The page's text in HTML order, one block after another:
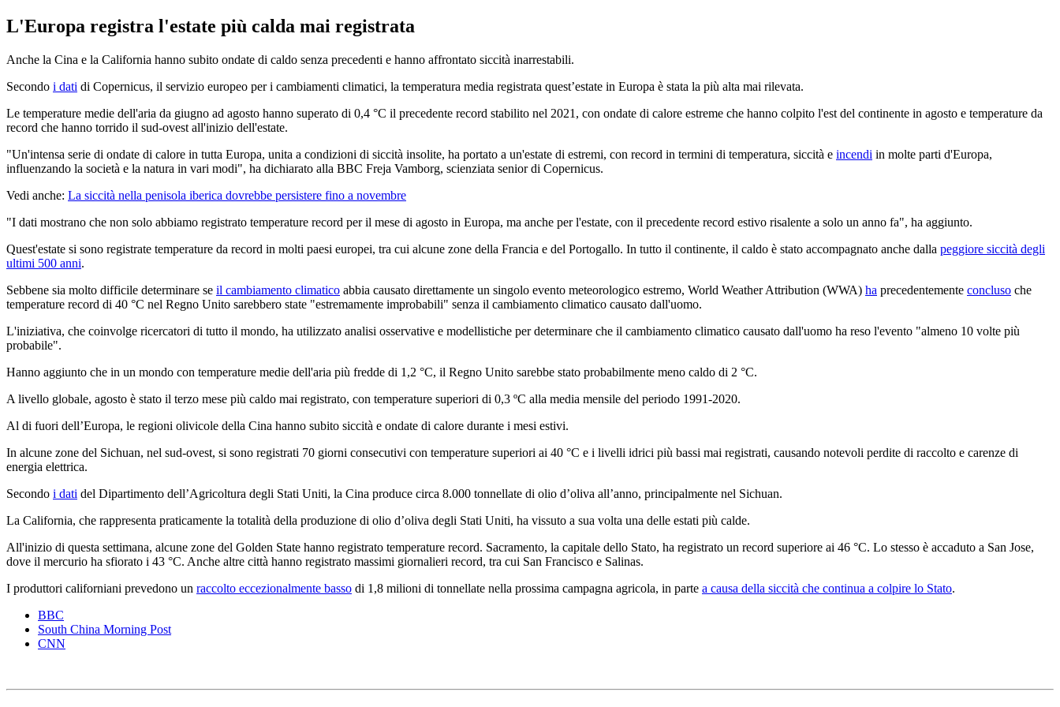
L'Europa registra l'estate più calda mai registrata
Anche la Cina e la California hanno subito ondate di caldo senza precedenti e hanno affrontato siccità inarrestabili.
Secondo i dati di Copernicus, il servizio europeo per i cambiamenti climatici, la temperatura media registrata quest’estate in Europa è stata la più alta mai rilevata.
Le temperature medie dell'aria da giugno ad agosto hanno superato di 0,4 °C il precedente record stabilito nel 2021, con ondate di calore estreme che hanno colpito l'est del continente in agosto e temperature da
record che hanno torrido il sud-ovest all'inizio dell'estate.
"Un'intensa serie di ondate di calore in tutta Europa, unita a condizioni di siccità insolite, ha portato a un'estate di estremi, con record in termini di temperatura, siccità e incendi in molte parti d'Europa,
influenzando la società e la natura in vari modi", ha dichiarato alla BBC Freja Vamborg, scienziata senior di Copernicus.
Vedi anche: La siccità nella penisola iberica dovrebbe persistere fino a novembre
"I dati mostrano che non solo abbiamo registrato temperature record per il mese di agosto in Europa, ma anche per l'estate, con il precedente record estivo risalente a solo un anno fa", ha aggiunto.
Quest'estate si sono registrate temperature da record in molti paesi europei, tra cui alcune zone della Francia e del Portogallo. In tutto il continente, il caldo è stato accompagnato anche dalla peggiore siccità degli
ultimi 500 anni.
Sebbene sia molto difficile determinare se il cambiamento climatico abbia causato direttamente un singolo evento meteorologico estremo, World Weather Attribution (WWA) ha precedentemente concluso che
temperature record di 40 °C nel Regno Unito sarebbero state "estremamente improbabili" senza il cambiamento climatico causato dall'uomo.
L'iniziativa, che coinvolge ricercatori di tutto il mondo, ha utilizzato analisi osservative e modellistiche per determinare che il cambiamento climatico causato dall'uomo ha reso l'evento "almeno 10 volte più
probabile".
Hanno aggiunto che in un mondo con temperature medie dell'aria più fredde di 1,2 °C, il Regno Unito sarebbe stato probabilmente meno caldo di 2 °C.
A livello globale, agosto è stato il terzo mese più caldo mai registrato, con temperature superiori di 0,3 ºC alla media mensile del periodo 1991-2020.
Al di fuori dell’Europa, le regioni olivicole della Cina hanno subito siccità e ondate di calore durante i mesi estivi.
In alcune zone del Sichuan, nel sud-ovest, si sono registrati 70 giorni consecutivi con temperature superiori ai 40 °C e i livelli idrici più bassi mai registrati, causando notevoli perdite di raccolto e carenze di
energia elettrica.
Secondo i dati del Dipartimento dell’Agricoltura degli Stati Uniti, la Cina produce circa 8.000 tonnellate di olio d’oliva all’anno, principalmente nel Sichuan.
La California, che rappresenta praticamente la totalità della produzione di olio d’oliva degli Stati Uniti, ha vissuto a sua volta una delle estati più calde.
All'inizio di questa settimana, alcune zone del Golden State hanno registrato temperature record. Sacramento, la capitale dello Stato, ha registrato un record superiore ai 46 °C. Lo stesso è accaduto a San Jose,
dove il mercurio ha sfiorato i 43 °C. Anche altre città hanno registrato massimi giornalieri record, tra cui San Francisco e Salinas.
I produttori californiani prevedono un raccolto eccezionalmente basso di 1,8 milioni di tonnellate nella prossima campagna agricola, in parte a causa della siccità che continua a colpire lo Stato.
BBC
South China Morning Post
CNN